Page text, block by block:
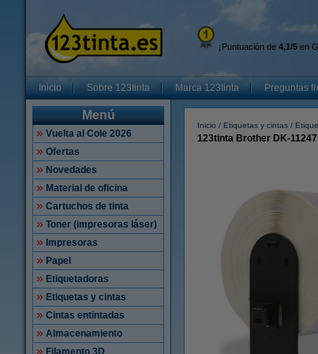
¡Puntuación de 4,1/5 en
Inicio Sobre 123tinta Marca 123tinta Preguntas
Menú
Vuelta al Cole 2026
Ofertas
Novedades
Material de oficina
Cartuchos de tinta
Toner (impresoras láser)
Impresoras
Papel
Etiquetadoras
Etiquetas y cintas
Cintas entintadas
Almacenamiento
Filamento 3D
Inicio Etiquetas y cintas
123tinta Brother DK-